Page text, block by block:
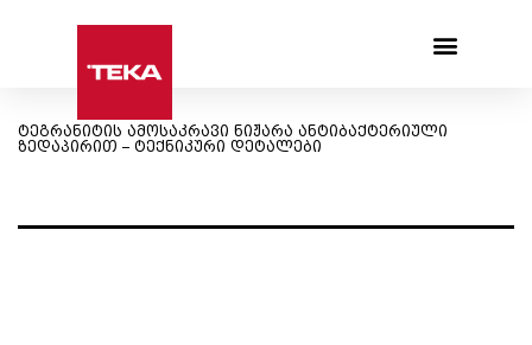
ტეგრანიტის ამოსაკრავი ნიჟარა ანტიბაქტერიული
ზედაპირით – ტექნიკური დეტალები